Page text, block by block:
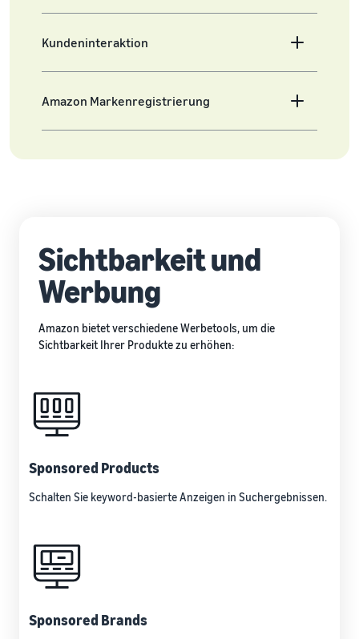
Kundeninteraktion
Amazon Markenregistrierung
Sichtbarkeit und
Werbung
Amazon bietet verschiedene Werbetools, um die
Sichtbarkeit Ihrer Produkte zu erhöhen:
Sponsored Products
Schalten Sie keyword-basierte Anzeigen in Suchergebnissen.
Sponsored Brands